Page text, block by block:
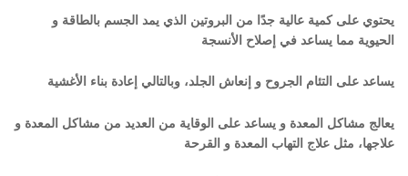
يحتوي على كمية عالية جدًا من البروتين الذي يمد الجسم بالطاقة و
الحيوية مما يساعد في إصلاح الأنسجة
يساعد على التئام الجروح و إنعاش الجلد، وبالتالي إعادة بناء الأغشية
يعالج مشاكل المعدة و يساعد على الوقاية من العديد من مشاكل المعدة و
علاجها، مثل علاج التهاب المعدة و القرحة